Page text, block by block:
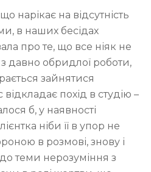
нарікає на відсутність
в наших бесідах
про те, що все ніяк не
давно обридлої роботи,
зайнятися
похід в студію –
б, у наявності
ніби її в упор не
в розмові, знову і
теми нерозуміння з